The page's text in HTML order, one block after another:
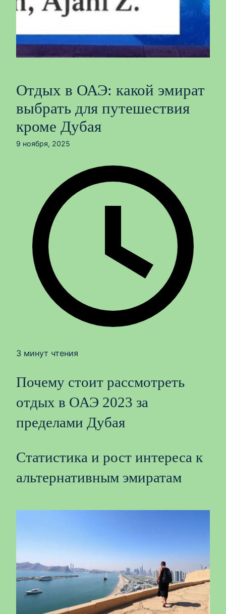
Отдых в ОАЭ: какой эмират
выбрать для путешествия
кроме Дубая
9 ноября, 2025
3 минут чтения
Почему стоит рассмотреть
отдых в ОАЭ 2023 за
пределами Дубая
Статистика и рост интереса к
альтернативным эмиратам